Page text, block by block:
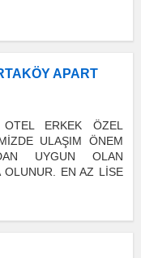
APART
ERKEK ÖZEL
ULAŞIM ÖNEM
UYGUN OLAN
OLUNUR. EN AZ LİSE